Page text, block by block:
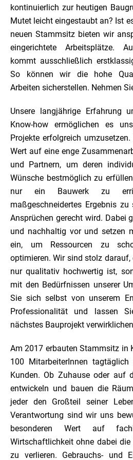
kontinuierlich zur heutigen
Mutet leicht eingestaubt an? Ist
neuen Stammsitz bieten wir
eingerichtete Arbeitsplätze.
kommt ausschließlich
So können wir die hohe
Arbeiten sicherstellen. Nehmen
Unsere langjährige Erfahrung
Know-how ermöglichen es
Projekte erfolgreich
Wert auf eine enge
und Partnern, um deren
Wünsche bestmöglich zu
nur ein Bauwerk zu
maßgeschneidertes Ergebnis
Ansprüchen gerecht wird. Dabei
und nachhaltig vor und setzen
ein, um Ressourcen zu
optimieren. Wir sind stolz
nur qualitativ hochwertig ist,
mit den Bedürfnissen unserer
Sie sich selbst von unserem
Professionalität und lassen
nächstes Bauprojekt
Am 2017 erbauten Stammsitz in
100 MitarbeiterInnen
Kunden. Ob Zuhause oder auf
entwickeln und bauen die
jeder den Großteil seiner
Verantwortung sind wir uns
besonderen Wert auf
Wirtschaftlichkeit ohne dabei
zu verlieren. Gebrauchs- und